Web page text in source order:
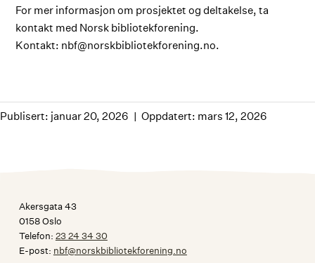
For mer informasjon om prosjektet og deltakelse, ta
kontakt med Norsk bibliotekforening.
Kontakt: nbf@norskbibliotekforening.no.
Publisert: januar 20, 2026 Oppdatert: mars 12, 2026
Akersgata 43
0158 Oslo
Telefon: 23 24 34 30
E-post: nbf@norskbibliotekforening.no